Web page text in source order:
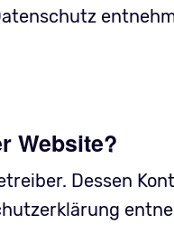
Website?
Dessen